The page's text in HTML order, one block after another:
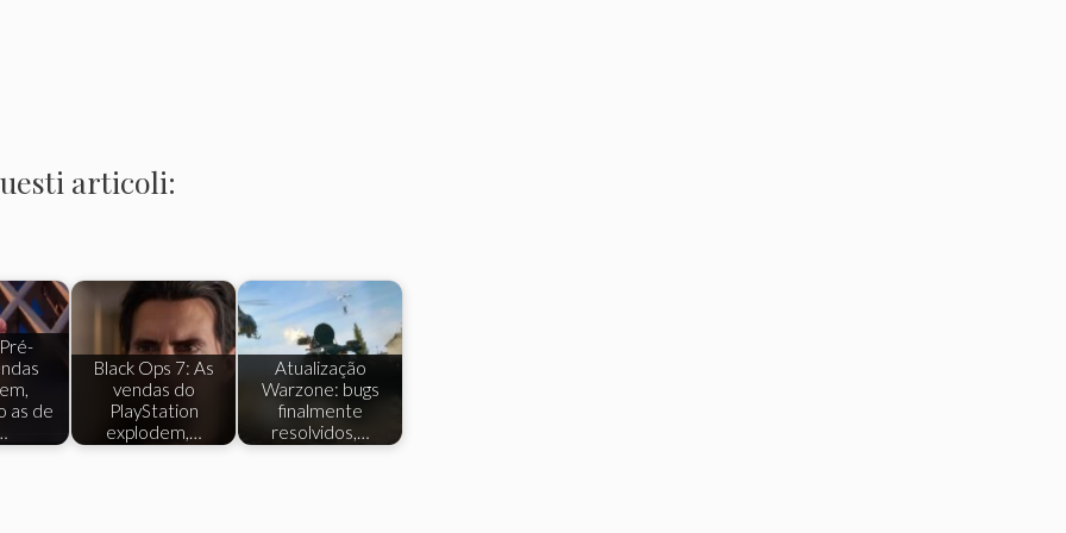
articoli:
as de
Black Ops 7: As
vendas do
PlayStation
explodem,…
Atualização
Warzone: bugs
finalmente
resolvidos,…